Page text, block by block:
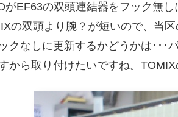
がEF63の双頭連結器をフック無し
の双頭より腕？が短いので、当
クなしに更新するかどうかは･･･
から取り付けたいですね。